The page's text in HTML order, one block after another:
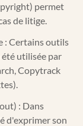
permet
de litige.
: Certains outils
utilisée par
Copytrack
: Dans
d'exprimer son